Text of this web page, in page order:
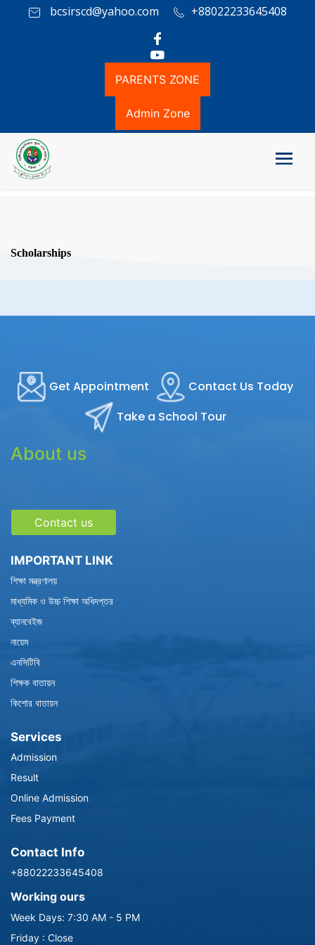
bcsirscd@yahoo.com +88022233645408
PARENTS ZONE
Admin Zone
Scholarships
Get Appointment
Contact Us Today
Take a School Tour
About us
Contact us
IMPORTANT LINK
শিক্ষা মন্ত্রণালয়
মাধ্যমিক ও উচ্চ শিক্ষা অধিদপ্তর
ব্যানবেইজ
নায়েম
এনসিটিবি
শিক্ষক বাতায়ন
কিশোর বাতায়ন
Services
Admission
Result
Online Admission
Fees Payment
Contact Info
+88022233645408
Working ours
Week Days: 7:30 AM - 5 PM
Friday : Close